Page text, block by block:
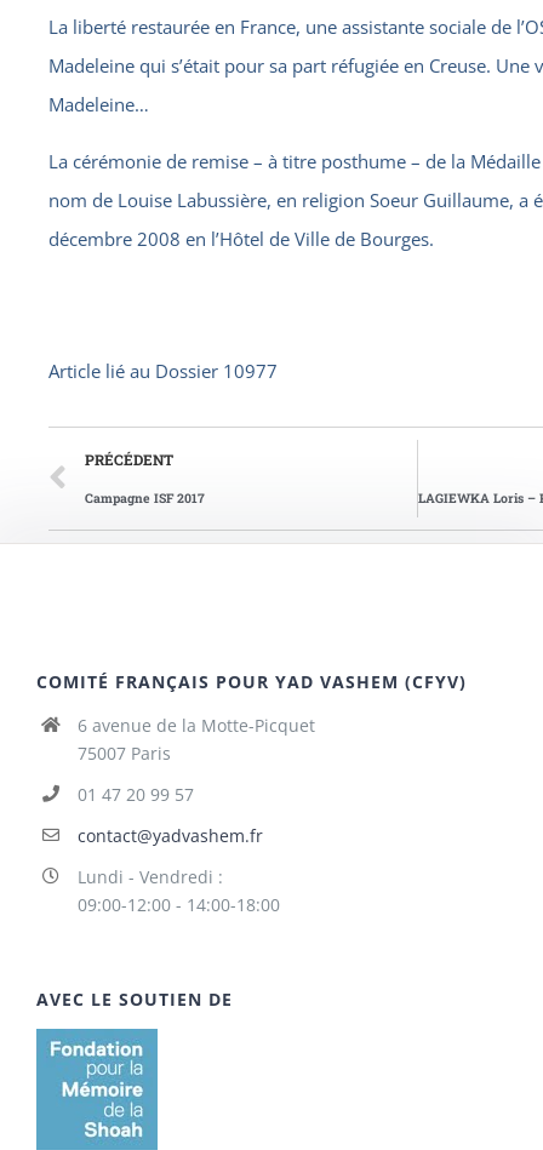
La liberté restaurée en France, une assistante sociale de
Madeleine qui s’était pour sa part réfugiée en Creuse.
Madeleine…
La cérémonie de remise – à titre posthume – de la
nom de Louise Labussière, en religion Soeur Guillaume, a
décembre 2008 en l’Hôtel de Ville de Bourges.
Article lié au Dossier 10977
PRÉCÉDENT
Campagne ISF 2017
COMITÉ FRANÇAIS POUR YAD VASHEM (CFYV)
6 avenue de la Motte-Picquet
75007 Paris
01 47 20 99 57
contact@yadvashem.fr
Lundi - Vendredi :
09:00-12:00 - 14:00-18:00
AVEC LE SOUTIEN DE